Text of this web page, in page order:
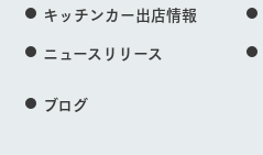
キッチンカー出店情報
ニュースリリース
ブログ